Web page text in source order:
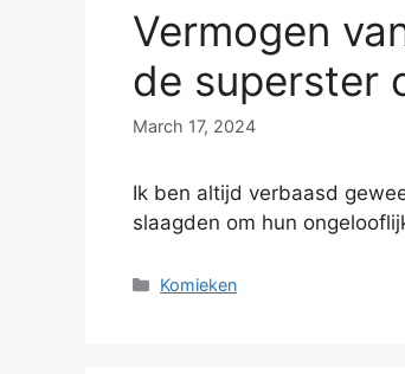
Vermogen
de superster
March 17, 2024
Ik ben altijd verbaasd
slaagden om hun
Categories
Komieken